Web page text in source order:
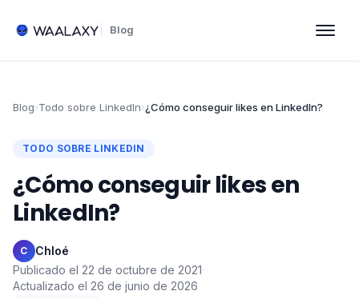
Blog
Blog›Todo sobre LinkedIn›¿Cómo conseguir likes en LinkedIn?
TODO SOBRE LINKEDIN
¿Cómo conseguir likes en
LinkedIn?
C Chloé·
Publicado el 22 de octubre de 2021·
Actualizado el 26 de junio de 2026